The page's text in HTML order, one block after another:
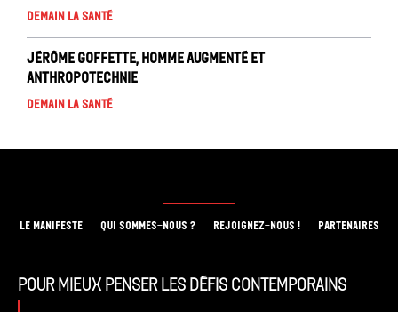
Demain la santé
Jérôme Goffette, Homme augmenté et
anthropotechnie
Demain la santé
LE MANIFESTE QUI SOMMES-NOUS ? REJOIGNEZ-NOUS ! PARTENAIRES
Pour mieux penser les défis contemporains